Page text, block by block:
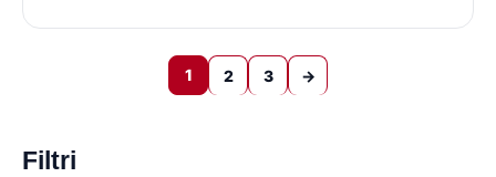
Filtri
1 2 3 →